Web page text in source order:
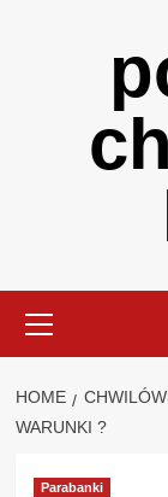
Menu
HOME
WARUNKI ?
Parabanki